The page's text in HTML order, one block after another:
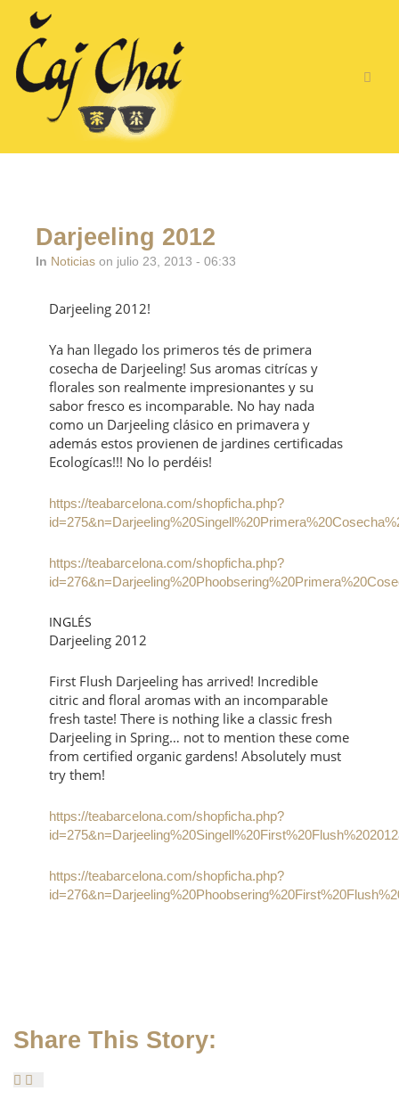
Darjeeling 2012
In Noticias on julio 23, 2013 - 06:33
Darjeeling 2012!
Ya han llegado los primeros tés de primera
cosecha de Darjeeling! Sus aromas citrícas y
florales son realmente impresionantes y su
sabor fresco es incomparable. No hay nada
como un Darjeeling clásico en primavera y
además estos provienen de jardines certificadas
Ecologícas!!! No lo perdéis!
https://teabarcelona.com/shopficha.php?
https://teabarcelona.com/shopficha.php?
INGLÉS
Darjeeling 2012
First Flush Darjeeling has arrived! Incredible
citric and floral aromas with an incomparable
fresh taste! There is nothing like a classic fresh
Darjeeling in Spring… not to mention these come
from certified organic gardens! Absolutely must
try them!
https://teabarcelona.com/shopficha.php?
https://teabarcelona.com/shopficha.php?
Share This Story: